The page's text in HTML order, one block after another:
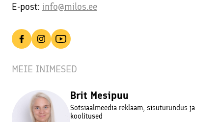
E-post: info@milos.ee
MEIE INIMESED
Brit Mesipuu
Sotsiaalmeedia reklaam, sisuturundus ja
koolitused